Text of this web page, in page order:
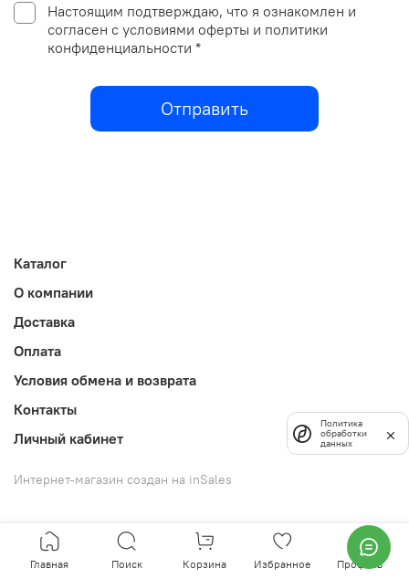
Настоящим подтверждаю, что я ознакомлен и
согласен с условиями оферты и политики
конфиденциальности *
Отправить
Каталог
О компании
Доставка
Оплата
Условия обмена и возврата
Контакты
Личный кабинет
Интернет-магазин создан на inSales
Главная Поиск Корзина Избранное Профиль
Политика
обработки
данных